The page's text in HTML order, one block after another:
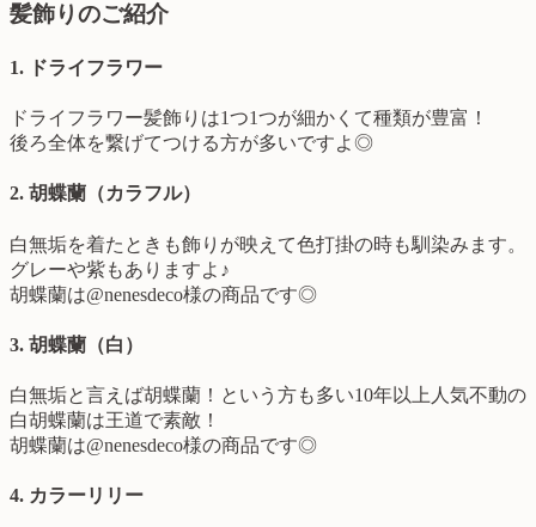
髪飾りのご紹介
1. ドライフラワー
ドライフラワー髪飾りは1つ1つが細かくて種類が豊富！
後ろ全体を繋げてつける方が多いですよ◎
2. 胡蝶蘭（カラフル）
白無垢を着たときも飾りが映えて色打掛の時も馴染みます。
グレーや紫もありますよ♪
胡蝶蘭は@nenesdeco様の商品です◎
3. 胡蝶蘭（白）
白無垢と言えば胡蝶蘭！という方も多い10年以上人気不動の
白胡蝶蘭は王道で素敵！
胡蝶蘭は@nenesdeco様の商品です◎
4. カラーリリー